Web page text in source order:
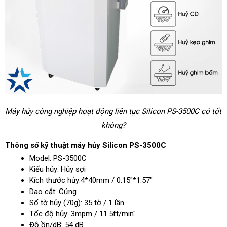
Máy hủy công nghiệp hoạt động liên tục Silicon PS-3500C có tốt
không?
Thông số kỹ thuật máy hủy Silicon PS-3500C
Model: PS-3500C
Kiểu hủy: Hủy sợi
Kích thước hủy:4*40mm / 0.15"*1.57"
Dao cắt: Cứng
Số tờ hủy (70g): 35 tờ / 1 lần
Tốc độ hủy: 3mpm / 11.5ft/min"
Độ ồn/dB: 54 dB